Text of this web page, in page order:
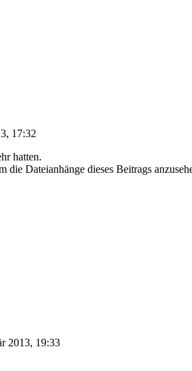
17:32
hatten.
die Dateianhänge dieses Beitrags
2013, 19:33